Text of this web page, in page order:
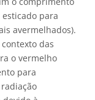
para
avermelhados).
das
o vermelho
para